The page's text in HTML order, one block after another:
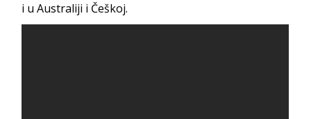
i u Australiji i Češkoj.